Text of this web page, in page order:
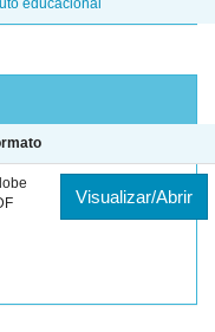
educacional
Visualizar/Abrir